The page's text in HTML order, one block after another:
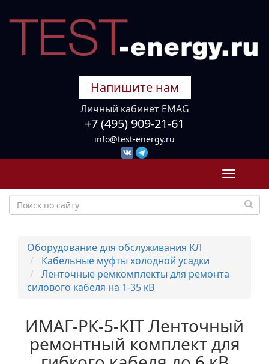
Напишите нам
Личный кабинет EMAG
+7 (495) 909-21-61
info@test-energy.ru
Toggle
Оборудование для обслуживания КЛ
Кабельные муфты холодной усадки
Ленточные ремкомплекты для ремонта
силового кабеля на 1-35 кВ
ИМАГ-РК-5-KIT Ленточный
ремонтный комплект для